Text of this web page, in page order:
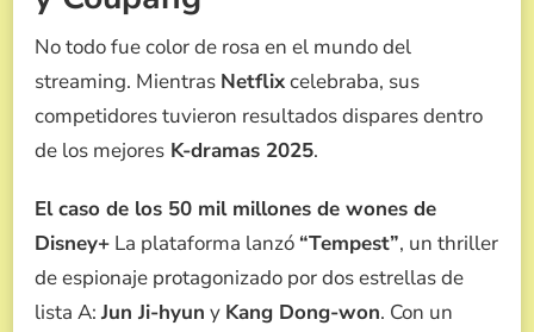
No todo fue color de rosa en el mundo del
streaming. Mientras Netflixcelebraba, sus
competidores tuvieron resultados dispares dentro
de los mejores K-dramas 2025.
El caso de los 50 mil millones de wones de
Disney+ La plataforma lanzó “Tempest”, un thriller
de espionaje protagonizado por dos estrellas de
lista A: Jun Ji-hyun y Kang Dong-won. Con un